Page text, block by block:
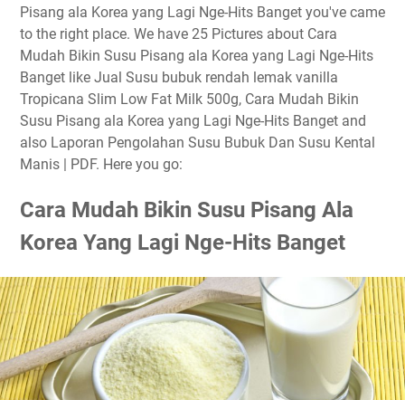
Pisang ala Korea yang Lagi Nge-Hits Banget you've came
to the right place. We have 25 Pictures about Cara
Mudah Bikin Susu Pisang ala Korea yang Lagi Nge-Hits
Banget like Jual Susu bubuk rendah lemak vanilla
Tropicana Slim Low Fat Milk 500g, Cara Mudah Bikin
Susu Pisang ala Korea yang Lagi Nge-Hits Banget and
also Laporan Pengolahan Susu Bubuk Dan Susu Kental
Manis | PDF. Here you go:
Cara Mudah Bikin Susu Pisang Ala
Korea Yang Lagi Nge-Hits Banget